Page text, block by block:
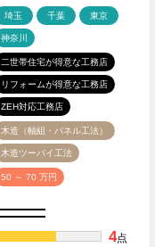
埼玉 千葉 東京
神奈川
二世帯住宅が得意な工務店
リフォームが得意な工務店
ZEH対応工務店
木造（軸組・パネル工法）
木造ツーバイ工法
50 ～ 70 万円
4点